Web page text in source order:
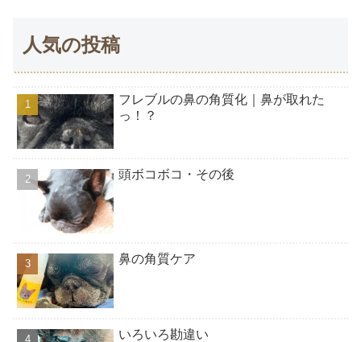
人気の投稿
フレブルの鼻の角質化｜鼻が取れた
っ！？
頭ボコボコ・その後
鼻の角質ケア
いろいろ勘違い